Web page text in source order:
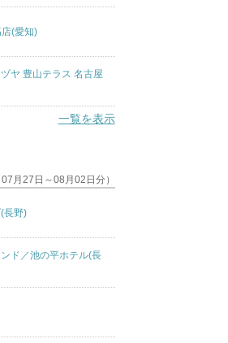
(愛知)
ヤ 豊山テラス 名古屋
一覧を表示
月27日～08月02日分）
長野)
ド／池の平ホテル(長